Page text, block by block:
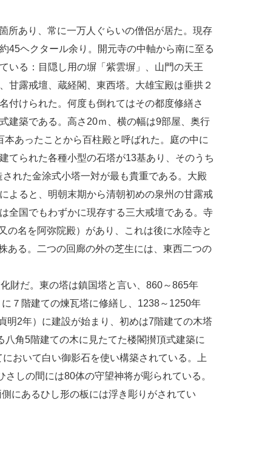
所あり、常に一万人ぐらいの僧侶が居た。現存
45ヘクタール余り。開元寺の中軸から南に至る
いる：目隠し用の塀「紫雲塀」、山門の天王
甘露戒壇、蔵経閣、東西塔。大雄宝殿は垂拱２
付けられた。何度も倒れてはその都度修繕さ
建築である。高さ20ｍ、横の幅は9部屋、奥行
あったことから百柱殿と呼ばれた。庭の中に
てられた各種小型の石塔が13基あり、そのうち
れた金涂式小塔一対が最も貴重である。大殿
よると、明朝末期から清朝初めの泉州の甘露戒
全国でもわずかに現存する三大戒壇である。寺
の名を阿弥院殿）があり、これは後に水陸寺と
ある。二つの回廊の外の芝生には、東西二つの
財だ。東の塔は鎮国塔と言い、860～865年
７階建ての煉瓦塔に修繕し、1238～1250年
明2年）に建設が始まり、初めは7階建ての木塔
角5階建ての木に見たてた楼閣攅頂式建築に
おいて白い御影石を使い構築されている。上
しの間には80体の守望神将が彫られている。
にあるひし形の板には浮き彫りがされてい